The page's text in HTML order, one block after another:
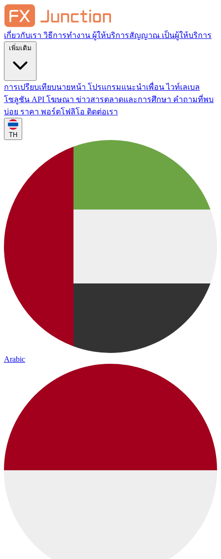
เกี่ยวกับเรา วิธีการทำงาน ผู้ให้บริการสัญญาณ เป็นผู้ให้บริการ
การเปรียบเทียบนายหน้า โปรแกรมแนะนำเพื่อนไวท์เลเบล
โซลูชัน API โฆษณา ข่าวสารตลาดและการศึกษา คำถามที่พบ
บ่อย ราคา พอร์ตโฟลิโอ ติดต่อเรา
TH
Arabic